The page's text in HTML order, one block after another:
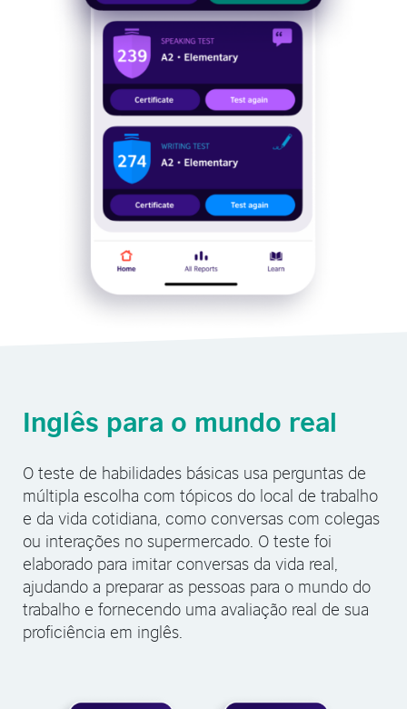
Inglês para o mundo real
O teste de habilidades básicas usa perguntas de
múltipla escolha com tópicos do local de trabalho
e da vida cotidiana, como conversas com colegas
ou interações no supermercado. O teste foi
elaborado para imitar conversas da vida real,
ajudando a preparar as pessoas para o mundo do
trabalho e fornecendo uma avaliação real de sua
proficiência em inglês.